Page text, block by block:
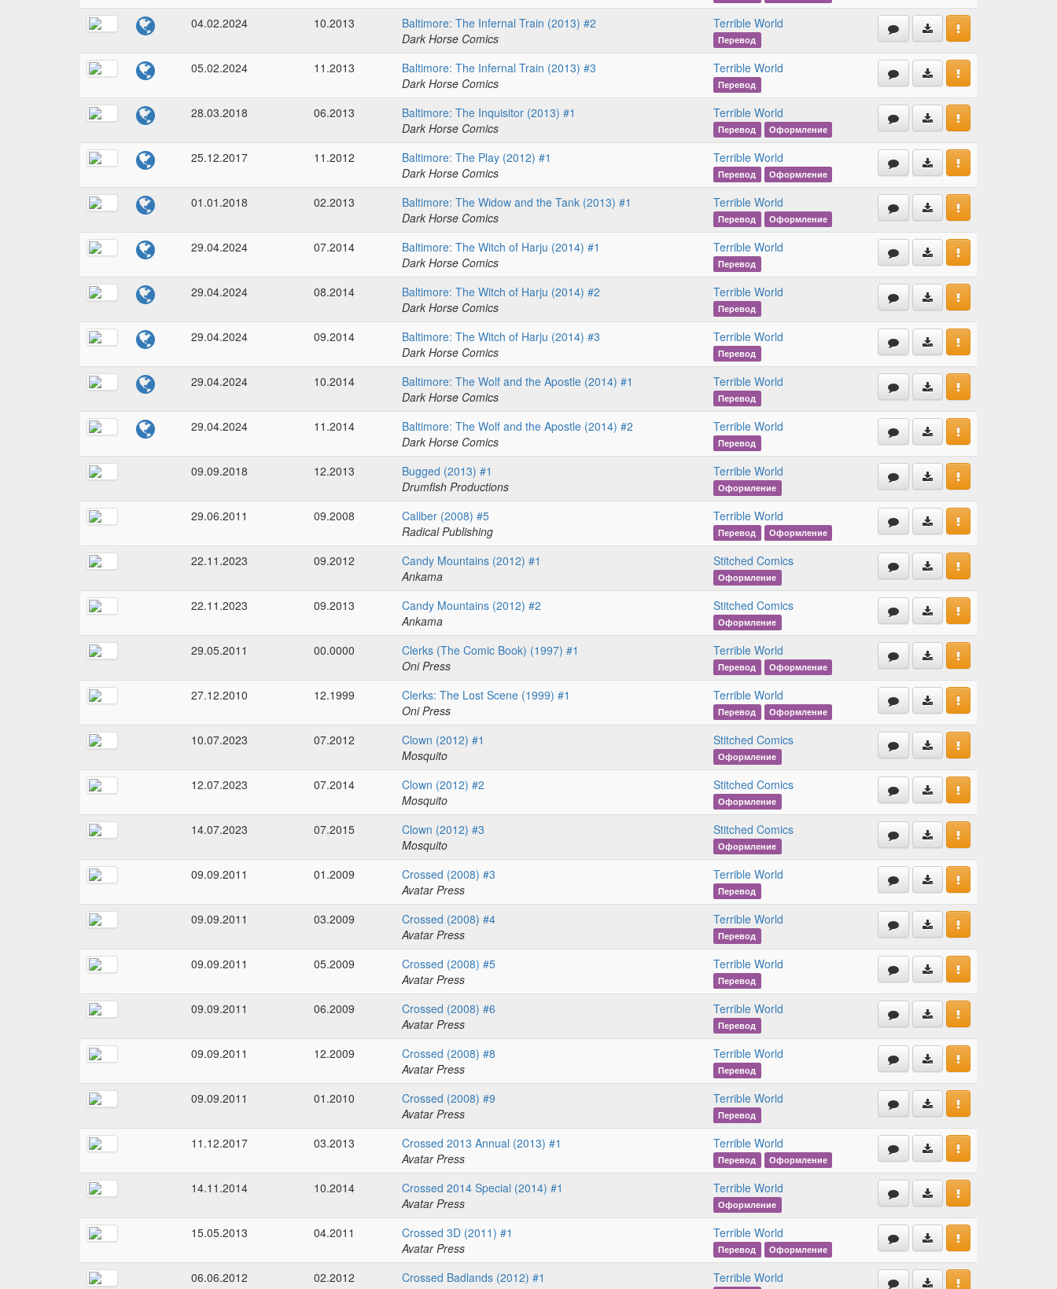
04.02.2024 10.2013
Baltimore: The Infernal Train (2013) #2
Dark Horse Comics
Terrible World
Перевод
05.02.2024 11.2013
Baltimore: The Infernal Train (2013) #3
Dark Horse Comics
Terrible World
Перевод
28.03.2018 06.2013
Baltimore: The Inquisitor (2013) #1
Dark Horse Comics
Terrible World
Перевод Оформление
25.12.2017 11.2012
Baltimore: The Play (2012) #1
Dark Horse Comics
Terrible World
Перевод Оформление
01.01.2018 02.2013
Baltimore: The Widow and the Tank (2013) #1
Dark Horse Comics
Terrible World
Перевод Оформление
29.04.2024 07.2014
Baltimore: The Witch of Harju (2014) #1
Dark Horse Comics
Terrible World
Перевод
29.04.2024 08.2014
Baltimore: The Witch of Harju (2014) #2
Dark Horse Comics
Terrible World
Перевод
29.04.2024 09.2014
Baltimore: The Witch of Harju (2014) #3
Dark Horse Comics
Terrible World
Перевод
29.04.2024 10.2014
Baltimore: The Wolf and the Apostle (2014) #1
Dark Horse Comics
Terrible World
Перевод
29.04.2024 11.2014
Baltimore: The Wolf and the Apostle (2014) #2
Dark Horse Comics
Terrible World
Перевод
09.09.2018 12.2013
Bugged (2013) #1
Drumfish Productions
Terrible World
Оформление
29.06.2011 09.2008
Caliber (2008) #5
Radical Publishing
Terrible World
Перевод Оформление
22.11.2023 09.2012
Candy Mountains (2012) #1
Ankama
Stitched Comics
Оформление
22.11.2023 09.2013
Candy Mountains (2012) #2
Ankama
Stitched Comics
Оформление
29.05.2011 00.0000
Clerks (The Comic Book) (1997) #1
Oni Press
Terrible World
Перевод Оформление
27.12.2010 12.1999
Clerks: The Lost Scene (1999) #1
Oni Press
Terrible World
Перевод Оформление
10.07.2023 07.2012
Clown (2012) #1
Mosquito
Stitched Comics
Оформление
12.07.2023 07.2014
Clown (2012) #2
Mosquito
Stitched Comics
Оформление
14.07.2023 07.2015
Clown (2012) #3
Mosquito
Stitched Comics
Оформление
09.09.2011 01.2009
Crossed (2008) #3
Avatar Press
Terrible World
Перевод
09.09.2011 03.2009
Crossed (2008) #4
Avatar Press
Terrible World
Перевод
09.09.2011 05.2009
Crossed (2008) #5
Avatar Press
Terrible World
Перевод
09.09.2011 06.2009
Crossed (2008) #6
Avatar Press
Terrible World
Перевод
09.09.2011 12.2009
Crossed (2008) #8
Avatar Press
Terrible World
Перевод
09.09.2011 01.2010
Crossed (2008) #9
Avatar Press
Terrible World
Перевод
11.12.2017 03.2013
Crossed 2013 Annual (2013) #1
Avatar Press
Terrible World
Перевод Оформление
14.11.2014 10.2014
Crossed 2014 Special (2014) #1
Avatar Press
Terrible World
Оформление
15.05.2013 04.2011
Crossed 3D (2011) #1
Avatar Press
Terrible World
Перевод Оформление
06.06.2012 02.2012
Crossed Badlands (2012) #1
Terrible World